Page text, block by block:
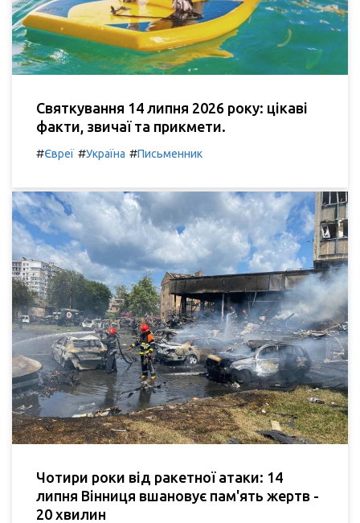
Святкування 14 липня 2026 року: цікаві
факти, звичаї та прикмети.
#Євреї #Україна #Письменник
Чотири роки від ракетної атаки: 14
липня Вінниця вшановує пам'ять жертв -
20 хвилин